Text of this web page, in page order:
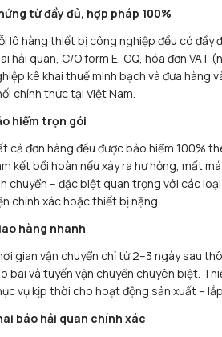
từ đầy đủ, hợp pháp 100%
lô hàng thiết bị công nghiệp đều có đầy
hải quan, C/O form E, CQ, hóa đơn VAT
kê khai thuế minh bạch và đưa hàng
chính thức tại Việt Nam.
hiểm trọn gói
cả đơn hàng đều được bảo hiểm 100%
kết bồi hoàn nếu xảy ra hư hỏng, mất
chuyển – đặc biệt quan trọng với các
chính xác hoặc thiết bị nặng.
hàng nhanh
gian vận chuyển chỉ từ 2–3 ngày sau
bãi và tuyến vận chuyển chuyên biệt.
vụ kịp thời cho hoạt động sản xuất –
báo hải quan chính xác